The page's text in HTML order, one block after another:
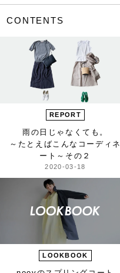
CONTENTS
REPORT
雨の日じゃなくても。
～たとえばこんなコーディネ
ート～ その２
2020-03-18
LOOKBOOK